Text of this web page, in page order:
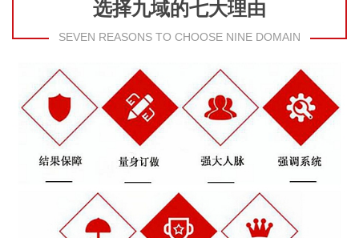
选择九域的七大理由
SEVEN REASONS TO CHOOSE NINE DOMAIN